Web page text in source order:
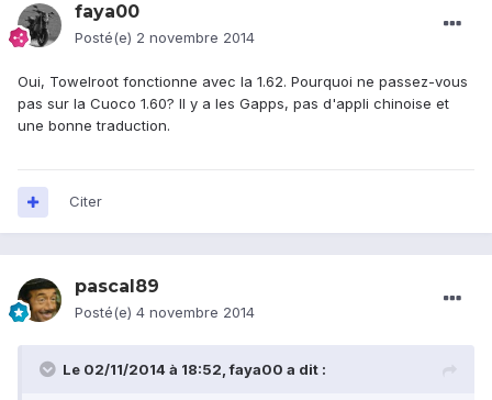
faya00
Posté(e) 2 novembre 2014
Oui, Towelroot fonctionne avec la 1.62. Pourquoi ne passez-vous
pas sur la Cuoco 1.60? Il y a les Gapps, pas d'appli chinoise et
une bonne traduction.
Citer
pascal89
Posté(e) 4 novembre 2014
Le 02/11/2014 à 18:52, faya00 a dit :